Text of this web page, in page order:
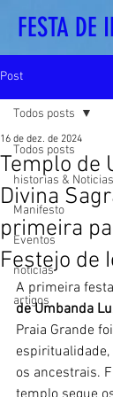
FESTA DE
Post
Todos posts
historias & Noticias
Manifesto
Eventos
noticias
artigos
Todos posts
Templo de
Divina
primeira
Festejo de
16 de dez. de 2024
A primeira
de Umbanda
Praia Grande
espiritualidade,
os ancestrais.